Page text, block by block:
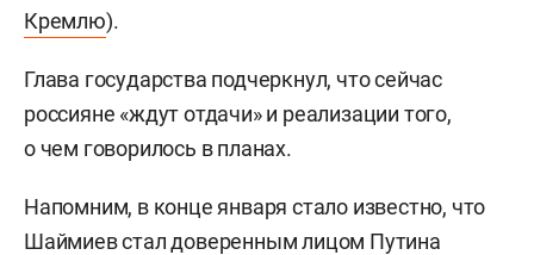
Кремлю).
Глава государства подчеркнул, что сейчас
россияне «ждут отдачи» и реализации того,
о чем говорилось в планах.
Напомним, в конце января стало известно, что
Шаймиев стал доверенным лицом Путина